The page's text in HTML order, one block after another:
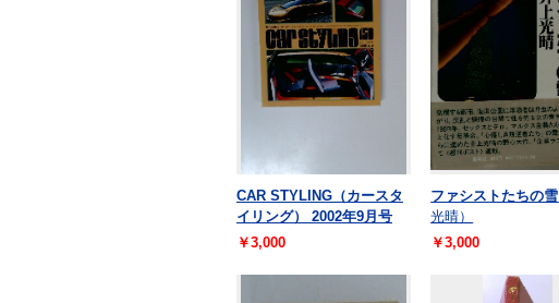
CAR STYLING（カースタ
イリング） 2002年9月号
￥3,000
ファシストたちの雪
光晴）
￥3,000